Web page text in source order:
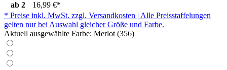
ab 2
16,99 €*
* Preise inkl. MwSt. zzgl. Versandkosten | Alle Preisstaffelungen
gelten nur bei Auswahl gleicher Größe und Farbe.
Aktuell ausgewählte Farbe: Merlot (356)